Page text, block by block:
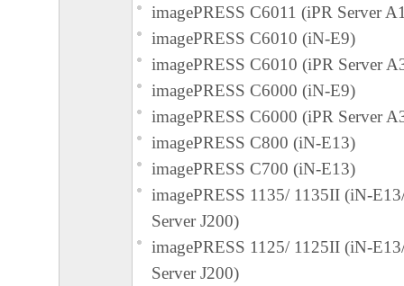
227.7202-4 (June 1995), all U.S. Government
acquire the Software with only those rights set
Manufacturer is Canon Inc./30-2,
ku, Tokyo 146-8501, Japan.
本条項中で使用される"the Software"とは、
義される「本ソフトウェア」を意味し、指
９．分離可能性
本契約書のいずれかの条項またはその一部
効であると決定された場合でも、その他の
imagePRESS C6011 (iPR Server
imagePRESS C6010 (iN-E9)
imagePRESS C6010 (iPR Server
imagePRESS C6000 (iN-E9)
imagePRESS C6000 (iPR Server
imagePRESS C800 (iN-E13)
imagePRESS C700 (iN-E13)
imagePRESS 1135/ 1135II (iN-
Server J200)
imagePRESS 1125/ 1125II (iN-
Server J200)